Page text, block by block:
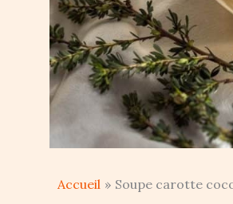
Accueil Soupe carotte